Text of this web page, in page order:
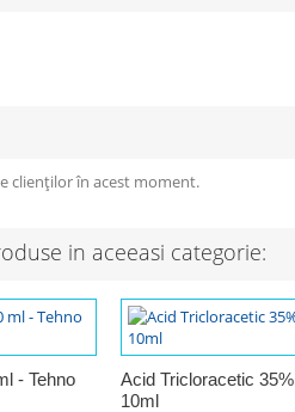
clienților în acest moment.
in aceeasi categorie:
- Tehno
Acid Tricloracetic 35%
10ml